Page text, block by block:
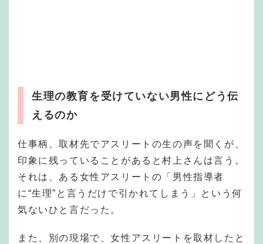
生理の教育を受けていない男性にどう伝
えるのか
仕事柄、取材先でアスリートの生の声を聞くが、
印象に残っていることがあると村上さんは言う。
それは、ある女性アスリートの「男性指導者
に“生理”と言うだけで引かれてしまう」という何
気ないひと言だった。
また、別の現場で、女性アスリートを取材したと